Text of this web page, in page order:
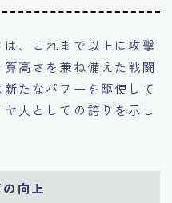
、これまで以上に攻撃
高さを兼ね備えた戦闘
たなパワーを駆使して
人としての誇りを示し
向上